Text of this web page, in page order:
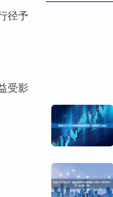
径予
受影